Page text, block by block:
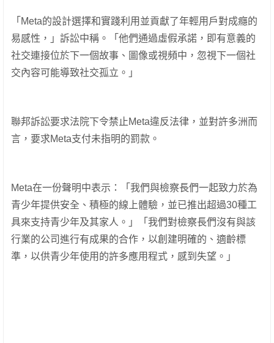
「Meta的設計選擇和實踐利用並貢獻了年輕用戶對成癮的
易感性，」訴訟中稱。「他們通過虛假承諾，即有意義的
社交連接位於下一個故事、圖像或視頻中，忽視下一個社
交內容可能導致社交孤立。」
聯邦訴訟要求法院下令禁止Meta違反法律，並對許多洲而
言，要求Meta支付未指明的罰款。
Meta在一份聲明中表示：「我們與檢察長們一起致力於為
青少年提供安全、積極的線上體驗，並已推出超過30種工
具來支持青少年及其家人。」「我們對檢察長們沒有與該
行業的公司進行有成果的合作，以創建明確的、適齡標
準，以供青少年使用的許多應用程式，感到失望。」